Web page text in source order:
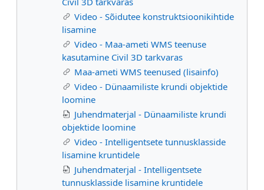
Video - Sõidutee konstruktsioonikihtide
lisamine
Video - Maa-ameti WMS teenuse
kasutamine Civil 3D tarkvaras
Maa-ameti WMS teenused (lisainfo)
Video - Dünaamiliste krundi objektide
loomine
Juhendmaterjal - Dünaamiliste krundi
objektide loomine
Video - Intelligentsete tunnusklasside
lisamine kruntidele
Juhendmaterjal - Intelligentsete
tunnusklasside lisamine kruntidele